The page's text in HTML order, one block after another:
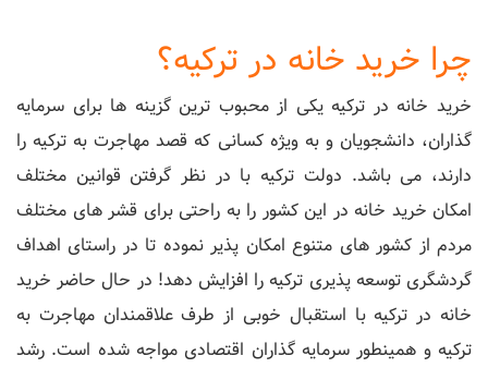
چرا خرید خانه در ترکیه؟
خرید خانه در ترکیه یکی از محبوب ترین گزینه ها برای سرمایه
گذاران، دانشجویان و به ویژه کسانی که قصد مهاجرت به ترکیه را
دارند، می باشد. دولت ترکیه با در نظر گرفتن قوانین مختلف
امکان خرید خانه در این کشور را به راحتی برای قشر های مختلف
مردم از کشور های متنوع امکان پذیر نموده تا در راستای اهداف
گردشگری توسعه پذیری ترکیه را افزایش دهد! در حال حاضر خرید
خانه در ترکیه با استقبال خوبی از طرف علاقمندان مهاجرت به
ترکیه و همینطور سرمایه گذاران اقتصادی مواجه شده است. رشد